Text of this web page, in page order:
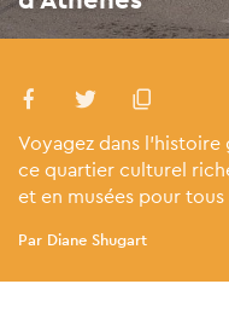
Voyagez dans l'histoire
ce quartier culturel
et en musées pour
Par Diane Shugart